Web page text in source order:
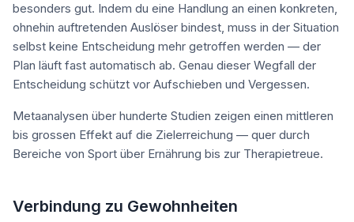
besonders gut. Indem du eine Handlung an einen konkreten,
ohnehin auftretenden Auslöser bindest, muss in der Situation
selbst keine Entscheidung mehr getroffen werden — der
Plan läuft fast automatisch ab. Genau dieser Wegfall der
Entscheidung schützt vor Aufschieben und Vergessen.
Metaanalysen über hunderte Studien zeigen einen mittleren
bis grossen Effekt auf die Zielerreichung — quer durch
Bereiche von Sport über Ernährung bis zur Therapietreue.
Verbindung zu Gewohnheiten